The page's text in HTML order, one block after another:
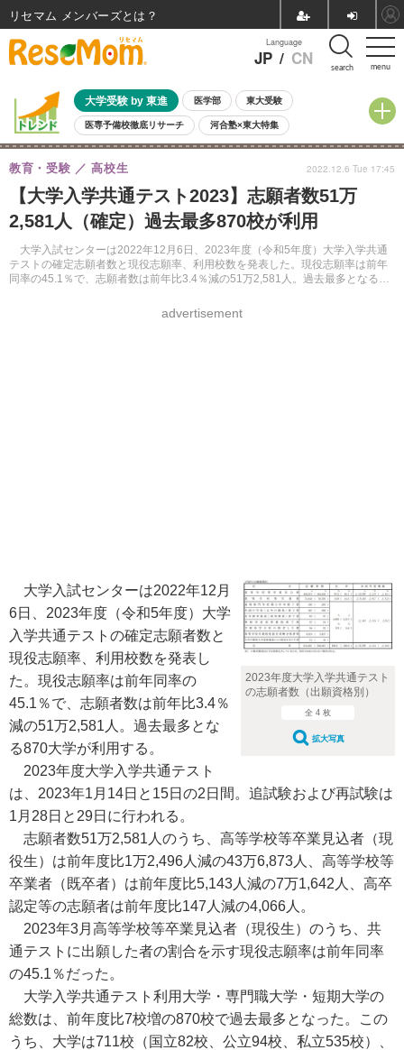
menu
Language
JP / CN search
大学受験 by 東進 医学部 東大受験
医専予備校徹底リサーチ 河合塾×東大特集
親子で考える大学選び 高校受験 中学受験 小学校受験
共通テスト 夏休み
8月開催イベント・WS 全国公立高校 過去問 人気記事
自由研究教材（小学生向け） 自由研究教材（中学生向け） ランキング
【大学入学共通テスト2023】志願者数51万
2,581人（確定）過去最多870校が利用
大学入試センターは2022年12月6日、2023年度（令和5年度）大学入学共通
テストの確定志願者数と現役志願率、利用校数を発表した。現役志願率は前年
同率の45.1％で、志願者数は前年比3.4％減の51万2,581人。過去最多となる
教育・受験 高校生
advertisement
2022.12.6 Tue 17:45
2023年度大学入学共通テスト
の志願者数（出願資格別）
全 4 枚
拡大写真
大学入試センターは2022年12月
6日、2023年度（令和5年度）大学
入学共通テストの確定志願者数と
現役志願率、利用校数を発表し
た。現役志願率は前年同率の
45.1％で、志願者数は前年比3.4％
減の51万2,581人。過去最多とな
る870大学が利用する。
2023年度大学入学共通テスト
は、2023年1月14日と15日の2日間。追試験および再試験は
1月28日と29日に行われる。
志願者数51万2,581人のうち、高等学校等卒業見込者（現
役生）は前年度比1万2,496人減の43万6,873人、高等学校等
卒業者（既卒者）は前年度比5,143人減の7万1,642人、高卒
認定等の志願者は前年度比147人減の4,066人。
2023年3月高等学校等卒業見込者（現役生）のうち、共
通テストに出願した者の割合を示す現役志願率は前年同率
の45.1％だった。
大学入学共通テスト利用大学・専門職大学・短期大学の
総数は、前年度比7校増の870校で過去最多となった。この
うち、大学は711校（国立82校、公立94校、私立535校）、
リセマム メンバーズ